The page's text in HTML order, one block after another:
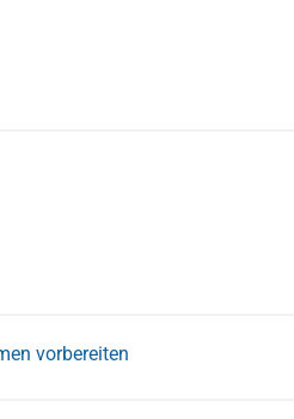
vorbereiten